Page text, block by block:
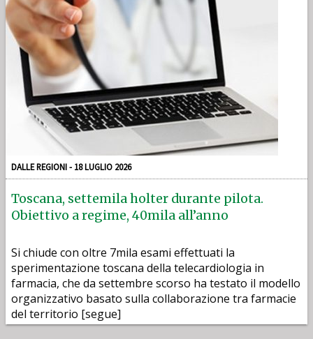
DALLE REGIONI - 18 LUGLIO 2026
Toscana, settemila holter durante pilota.
Obiettivo a regime, 40mila all’anno
Si chiude con oltre 7mila esami effettuati la
sperimentazione toscana della telecardiologia in
farmacia, che da settembre scorso ha testato il modello
organizzativo basato sulla collaborazione tra farmacie
del territorio [segue]